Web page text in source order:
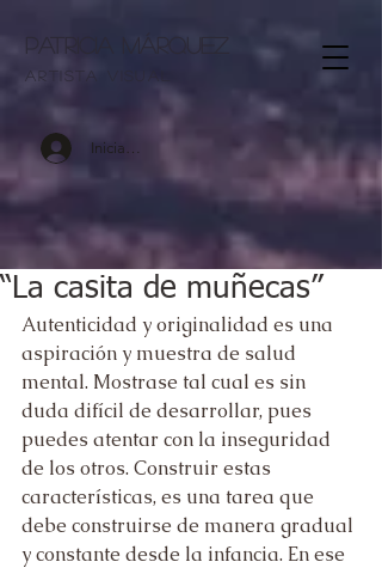
Patricia Márquez
artista visu
Iniciar sesión
“La casita de muñecas”
Autenticidad y originalidad es una
aspiración y muestra de salud
mental. Mostrase tal cual es sin
duda difícil de desarrollar, pues
puedes atentar con la inseguridad
de los otros. Construir estas
características, es una tarea que
debe construirse de manera gradual
y constante desde la infancia. En ese